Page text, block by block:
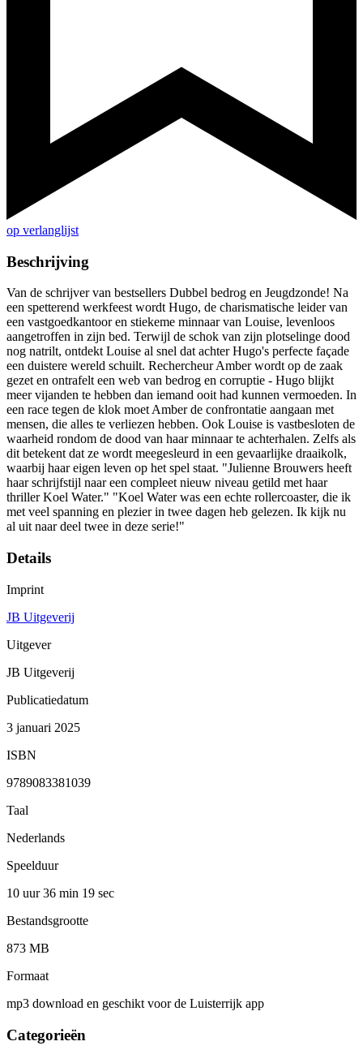
op verlanglijst
Beschrijving
Van de schrijver van bestsellers Dubbel bedrog en Jeugdzonde! Na
een spetterend werkfeest wordt Hugo, de charismatische leider van
een vastgoedkantoor en stiekeme minnaar van Louise, levenloos
aangetroffen in zijn bed. Terwijl de schok van zijn plotselinge dood
nog natrilt, ontdekt Louise al snel dat achter Hugo's perfecte façade
een duistere wereld schuilt. Rechercheur Amber wordt op de zaak
gezet en ontrafelt een web van bedrog en corruptie - Hugo blijkt
meer vijanden te hebben dan iemand ooit had kunnen vermoeden. In
een race tegen de klok moet Amber de confrontatie aangaan met
mensen, die alles te verliezen hebben. Ook Louise is vastbesloten de
waarheid rondom de dood van haar minnaar te achterhalen. Zelfs als
dit betekent dat ze wordt meegesleurd in een gevaarlijke draaikolk,
waarbij haar eigen leven op het spel staat. "Julienne Brouwers heeft
haar schrijfstijl naar een compleet nieuw niveau getild met haar
thriller Koel Water." "Koel Water was een echte rollercoaster, die ik
met veel spanning en plezier in twee dagen heb gelezen. Ik kijk nu
al uit naar deel twee in deze serie!"
Details
Imprint
JB Uitgeverij
Uitgever
JB Uitgeverij
Publicatiedatum
3 januari 2025
ISBN
9789083381039
Taal
Nederlands
Speelduur
10 uur 36 min 19 sec
Bestandsgrootte
873 MB
Formaat
mp3 download en geschikt voor de Luisterrijk app
Categorieën